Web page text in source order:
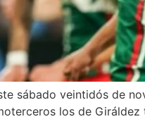
sábado veintidós de
los de